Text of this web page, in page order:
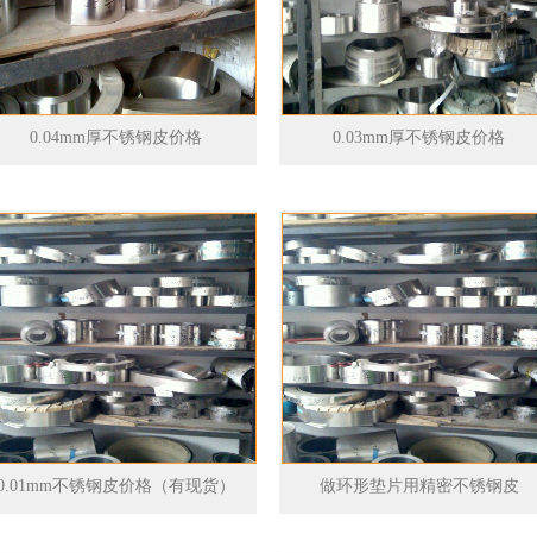
0.04mm厚不锈钢皮价格 0.03mm厚不锈钢皮价格
不锈钢皮价格（有现货） 做环形垫片用精密不锈钢皮